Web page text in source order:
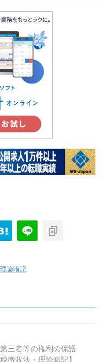
論暗記
三者等の権利の保護
徴収法・理論暗記】